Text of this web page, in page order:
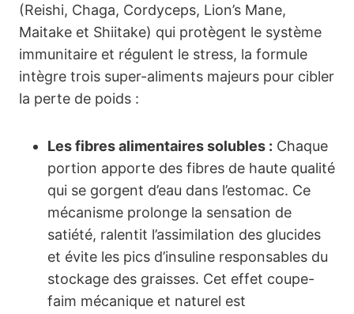
(Reishi, Chaga, Cordyceps, Lion’s Mane,
Maitake et Shiitake) qui protègent le système
immunitaire et régulent le stress, la formule
intègre trois super-aliments majeurs pour cibler
la perte de poids :
Les fibres alimentaires solubles : Chaque
portion apporte des fibres de haute qualité
qui se gorgent d’eau dans l’estomac. Ce
mécanisme prolonge la sensation de
satiété, ralentit l’assimilation des glucides
et évite les pics d’insuline responsables du
stockage des graisses. Cet effet coupe-
faim mécanique et naturel est